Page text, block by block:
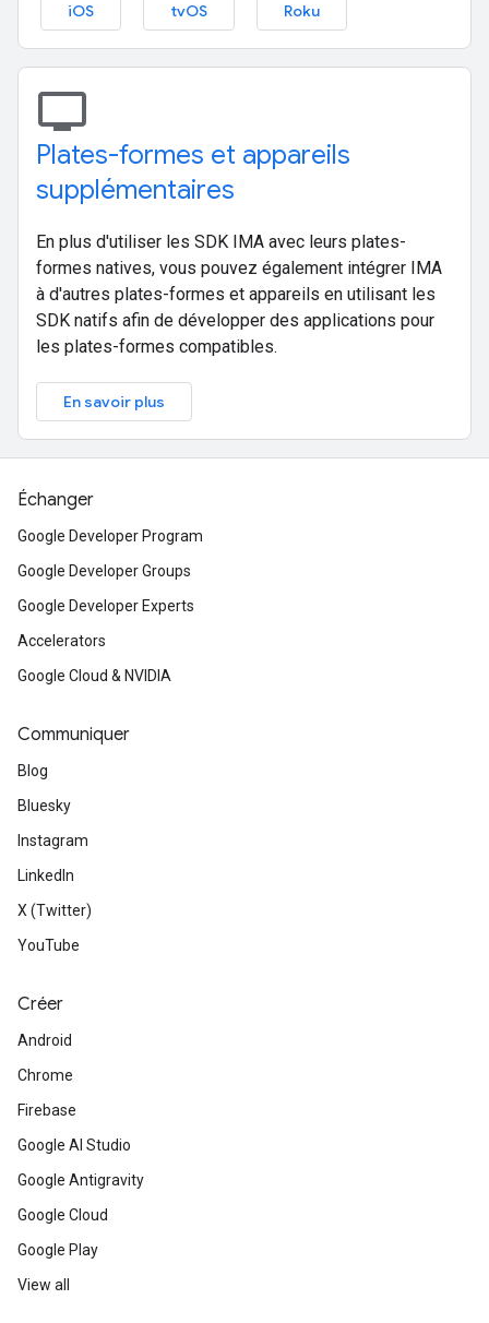
iOS tvOS Roku
tv
Plates-formes et appareils
supplémentaires
En plus d'utiliser les SDK IMA avec leurs plates-
formes natives, vous pouvez également intégrer IMA
à d'autres plates-formes et appareils en utilisant les
SDK natifs afin de développer des applications pour
les plates-formes compatibles.
En savoir plus
Échanger
Google Developer Program
Google Developer Groups
Google Developer Experts
Accelerators
Google Cloud & NVIDIA
Communiquer
Blog
Bluesky
Instagram
LinkedIn
X (Twitter)
YouTube
Créer
Android
Chrome
Firebase
Google AI Studio
Google Antigravity
Google Cloud
Google Play
View all